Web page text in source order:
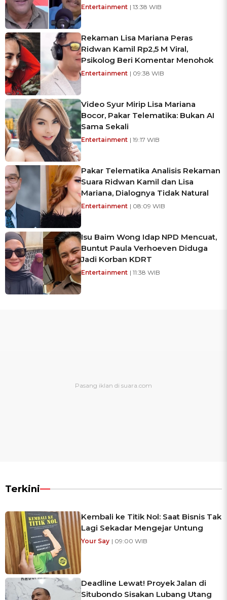
Entertainment | 13:38 WIB
Rekaman Lisa Mariana Peras
Ridwan Kamil Rp2,5 M Viral,
Psikolog Beri Komentar Menohok
Entertainment | 09:38 WIB
Video Syur Mirip Lisa Mariana
Bocor, Pakar Telematika: Bukan AI
Sama Sekali
Entertainment | 19:17 WIB
Pakar Telematika Analisis Rekaman
Suara Ridwan Kamil dan Lisa
Mariana, Dialognya Tidak Natural
Entertainment | 08:09 WIB
Isu Baim Wong Idap NPD Mencuat,
Buntut Paula Verhoeven Diduga
Jadi Korban KDRT
Entertainment | 11:38 WIB
Terkini
Kembali ke Titik Nol: Saat Bisnis Tak
Lagi Sekadar Mengejar Untung
Your Say | 09:00 WIB
Deadline Lewat! Proyek Jalan di
Situbondo Sisakan Lubang Utang